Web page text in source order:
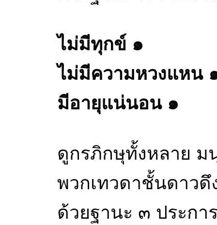
ไม่มีทุกข์ ๑
ไม่มีความหวงแหน
มีอายุแน่นอน ๑
ดูกรภิกษุทั้งหลาย ม
พวกเทวดาชั้นดาว
ด้วยฐานะ ๓ ประกา